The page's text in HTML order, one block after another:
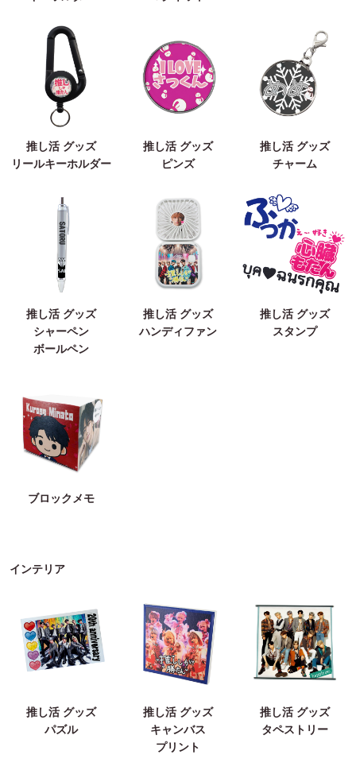
推し活 グッズ
リールキーホルダー
推し活 グッズ
ピンズ
推し活 グッズ
チャーム
推し活 グッズ
シャーペン
ボールペン
推し活 グッズ
ハンディファン
推し活 グッズ
スタンプ
ブロックメモ
インテリア
推し活 グッズ
パズル
推し活 グッズ
キャンバス
プリント
推し活 グッズ
タペストリー